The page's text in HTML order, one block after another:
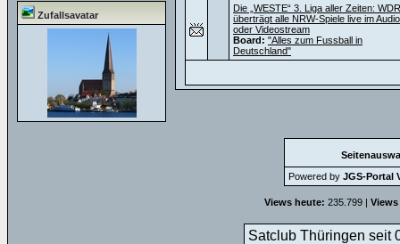
Zufallsavatar
Die „WESTE“ 3. Liga aller Zeiten: WDR
überträgt alle NRW-Spiele live im
oder Videostream
Board: "Alles zum Fussball in
Deutschland"
Powered by JGS-Portal
Views heute: 235.799 |
Satclub Thüringen seit